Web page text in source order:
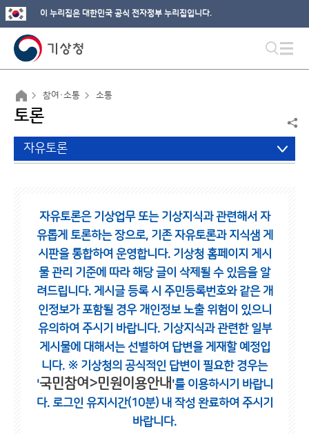
이 누리집은 대한민국 공식 전자정부 누리집입니다.
참여·소통 소통
토론
자유토론
자유토론은 기상업무 또는 기상지식과 관련해서 자
유롭게 토론하는 장으로, 기존 자유토론과 지식샘 게
시판을 통합하여 운영합니다. 기상청 홈페이지 게시
물 관리 기준에 따라 해당 글이 삭제될 수 있음을 알
려드립니다. 게시글 등록 시 주민등록번호와 같은 개
인정보가 포함될 경우 개인정보 노출 위험이 있으니
유의하여 주시기 바랍니다. 기상지식과 관련한 일부
게시물에 대해서는 선별하여 답변을 게재할 예정입
니다. ※ 기상청의 공식적인 답변이 필요한 경우는
'국민참여>민원이용안내 '를 이용하시기 바랍니
다. 로그인 유지시간(10분) 내 작성 완료하여 주시기
바랍니다.